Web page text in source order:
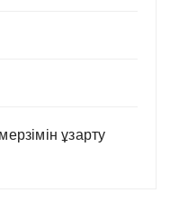
ұзарту